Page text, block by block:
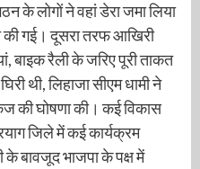
के लोगों ने वहां डेरा जमा लिया
की गई। दूसरा तरफ आखिरी
बाइक रैली के जरिए पूरी ताकत
थी, लिहाजा सीएम धामी ने
की घोषणा की। कई विकास
जिले में कई कार्यक्रम
बावजूद भाजपा के पक्ष में